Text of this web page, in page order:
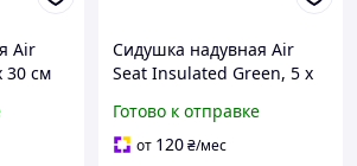
Air
30 см
Сидушка надувная Air
Seat Insulated Green, 5 х
Summit 9327-VO
Готово к отправке
от 120₴/мес